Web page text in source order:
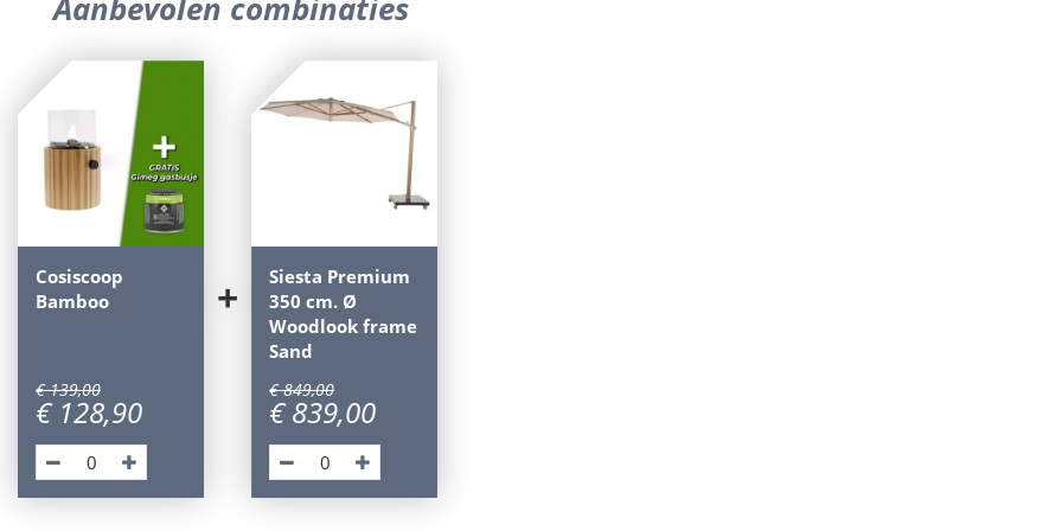
Aanbevolen combinaties
Cosiscoop
Bamboo
€ 139,00
€ 128,90
+
Siesta Premium
350 cm. Ø
Woodlook frame
Sand
€ 849,00
€ 839,00